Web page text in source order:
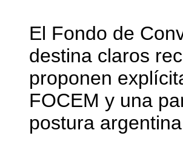
El Fondo de
destina claros
proponen
FOCEM y una
postura